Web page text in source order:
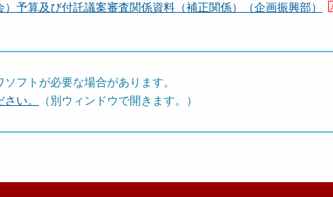
予算及び付託議案審査関係資料（補正関係）（企画振興部）
フトが必要な場合があります。
い。
（別ウィンドウで開きます。）